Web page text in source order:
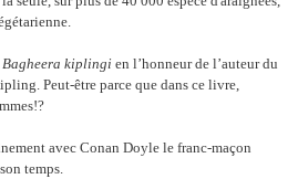
Bagheera kiplingi en l’honneur de l’auteur du
Peut-être parce que dans ce livre,
avec Conan Doyle le franc-maçon
temps.